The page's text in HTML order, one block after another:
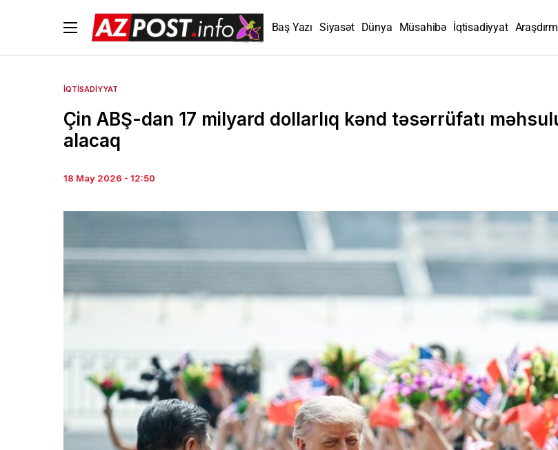
Baş Yazı Siyasət Dünya Müsahibə İqtisadiyyat
İQTISADIYYAT
Çin ABŞ-dan 17 milyard dollarlıq kənd təsərrüfatı
alacaq
18 May 2026 - 12:50